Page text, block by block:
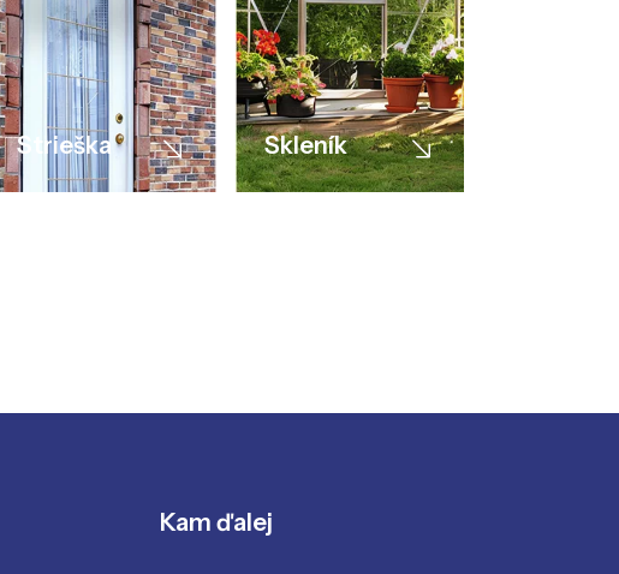
Strieška Skleník
Kam ďalej